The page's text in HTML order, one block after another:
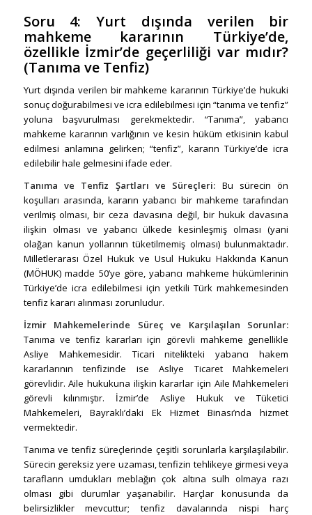
Soru 4:Yurt dışında verilen bir
mahkeme kararının Türkiye’de,
özellikle İzmir’de geçerliliği var mıdır?
(Tanıma ve Tenfiz)
Yurt dışında verilen bir mahkeme kararının Türkiye’de hukuki
sonuç doğurabilmesi ve icra edilebilmesi için “tanıma ve tenfiz”
yoluna başvurulması gerekmektedir. “Tanıma”, yabancı
mahkeme kararının varlığının ve kesin hüküm etkisinin kabul
edilmesi anlamına gelirken; “tenfiz”, kararın Türkiye’de icra
edilebilir hale gelmesini ifade eder.
Tanıma ve Tenfiz Şartları ve Süreçleri: Bu sürecin ön
koşulları arasında, kararın yabancı bir mahkeme tarafından
verilmiş olması, bir ceza davasına değil, bir hukuk davasına
ilişkin olması ve yabancı ülkede kesinleşmiş olması (yani
olağan kanun yollarının tüketilmemiş olması) bulunmaktadır.
Milletlerarası Özel Hukuk ve Usul Hukuku Hakkında Kanun
(MÖHUK) madde 50’ye göre, yabancı mahkeme hükümlerinin
Türkiye’de icra edilebilmesi için yetkili Türk mahkemesinden
tenfiz kararı alınması zorunludur.
İzmir Mahkemelerinde Süreç ve Karşılaşılan Sorunlar:
Tanıma ve tenfiz kararları için görevli mahkeme genellikle
Asliye Mahkemesidir. Ticari nitelikteki yabancı hakem
kararlarının tenfizinde ise Asliye Ticaret Mahkemeleri
görevlidir. Aile hukukuna ilişkin kararlar için Aile Mahkemeleri
görevli kılınmıştır. İzmir’de Asliye Hukuk ve Tüketici
Mahkemeleri, Bayraklı’daki Ek Hizmet Binası’nda hizmet
vermektedir.
Tanıma ve tenfiz süreçlerinde çeşitli sorunlarla karşılaşılabilir.
Sürecin gereksiz yere uzaması, tenfizin tehlikeye girmesi veya
tarafların umdukları meblağın çok altına sulh olmaya razı
olması gibi durumlar yaşanabilir. Harçlar konusunda da
belirsizlikler mevcuttur; tenfiz davalarında nispi harç